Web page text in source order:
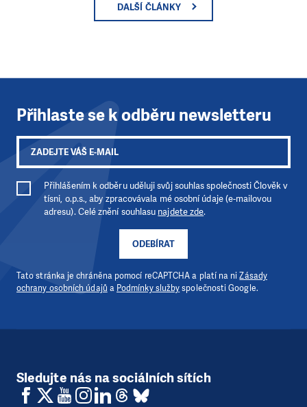
DALŠÍ ČLÁNKY
Přihlaste se k odběru newsletteru
ODEBÍRAT
Přihlášením k odběru uděluji svůj souhlas společnosti Člověk v
tísni, o.p.s., aby zpracovávala mé osobní údaje (e-mailovou
adresu). Celé znění souhlasu najdete zde.
Tato stránka je chráněna pomocí reCAPTCHA a platí na niZásady
ochrany osobních údajů a Podmínky službyspolečnosti Google.
Sledujte nás na sociálních sítích